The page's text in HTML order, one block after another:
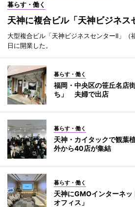
暮らす・働く
天神に複合ビル「天神ビジネス
大型複合ビル「天神ビジネスセンターII」（
日に開業した。
暮らす・働く
福岡・中央区の笹丘名店
ち」 夫婦で出店
暮らす・働く
天神・カイタックで観葉
外から40店が集結
暮らす・働く
天神にGMOインターネ
オフィス」